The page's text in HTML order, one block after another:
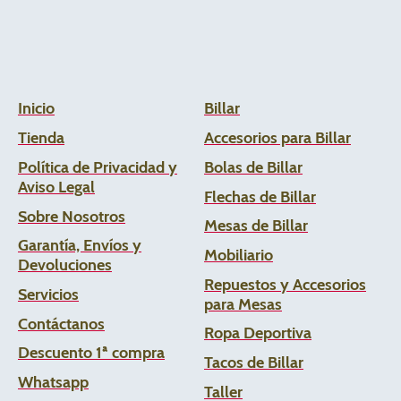
Inicio
Tienda
Política de Privacidad y
Aviso Legal
Sobre Nosotros
Garantía, Envíos y
Devoluciones
Servicios
Contáctanos
Descuento 1ª compra
Whatsapp
Billar
Accesorios para Billar
Bolas de Billar
Flechas de Billar
Mesas de Billar
Mobiliario
Repuestos y Accesorios
para Mesas
Ropa Deportiva
Tacos de Billar
Taller